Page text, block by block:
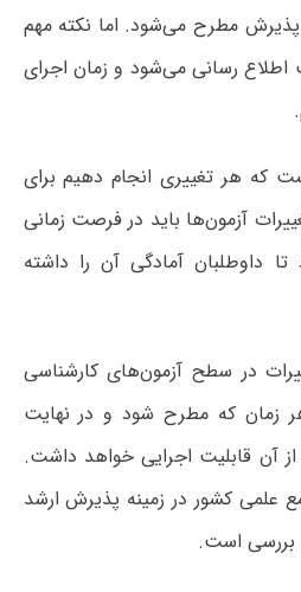
مطرح می‌شود. اما نکته مهم
رسانی می‌شود و زمان اجرای
که هر تغییری انجام دهیم برای
آزمون‌ها باید در فرصت زمانی
داوطلبان آمادگی آن را داشته
در سطح آزمون‌های کارشناسی
زمان که مطرح شود و در نهایت
آن قابلیت اجرایی خواهد داشت.
علمی کشور در زمینه پذیرش ارشد
بررسی است.